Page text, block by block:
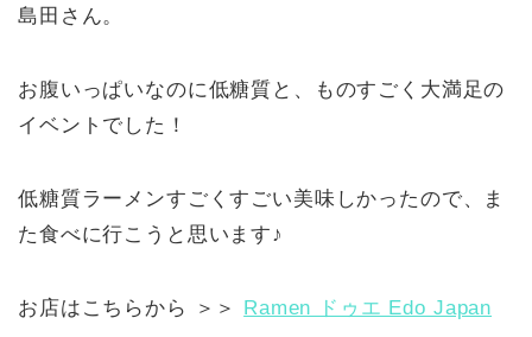
島田さん。
お腹いっぱいなのに低糖質と、ものすごく大満足の
イベントでした！
低糖質ラーメンすごくすごい美味しかったので、ま
た食べに行こうと思います♪
お店はこちらから ＞＞ Ramen ドゥエ Edo Japan